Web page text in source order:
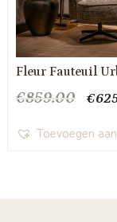
Fleur Fauteuil
€859.00
was:
€
Toevoegen